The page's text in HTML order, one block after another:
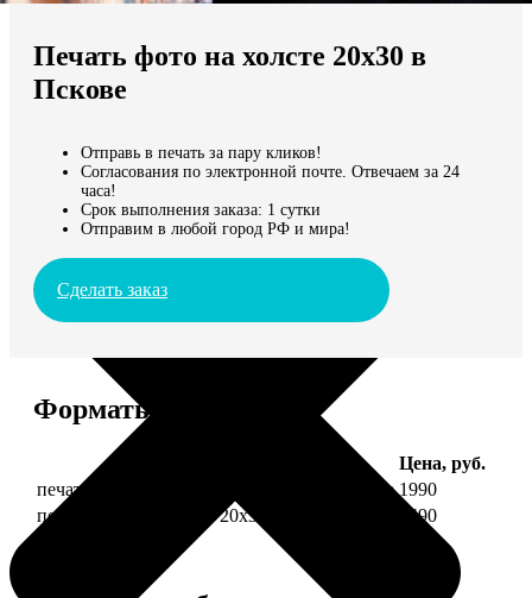
Мы доставляем по всему миру
Продолжить без города
Печать фото на холсте 20х30 в
Пскове
Отправь в печать за пару кликов!
Согласования по электронной почте. Отвечаем за 24
часа!
Срок выполнения заказа: 1 сутки
Отправим в любой город РФ и мира!
Сделать заказ
Форматы и цены
Цена, руб.
печать фото на холсте 20х30 на подрамнике 1990
печать фото на холсте 20х30 в раме
4490